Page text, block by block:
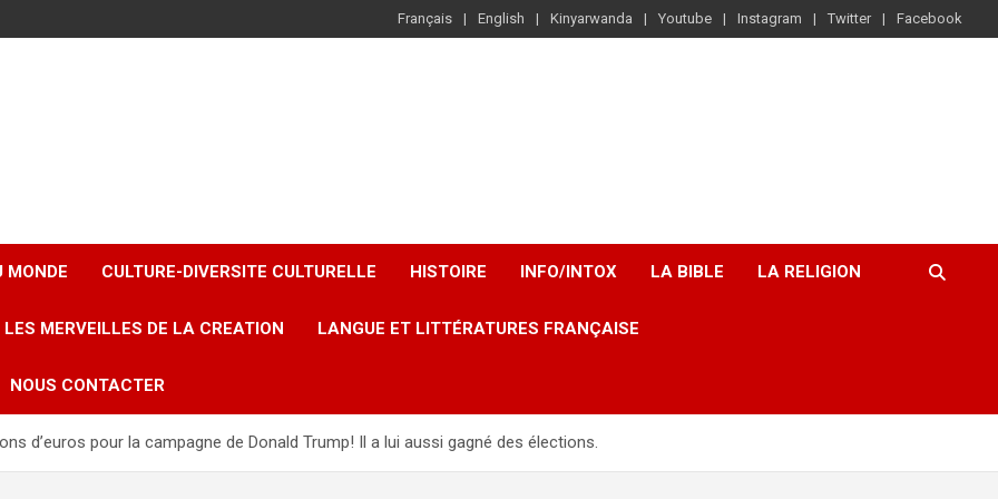
Français English Kinyarwanda Youtube Instagram Twitter Facebook
MONDE CULTURE-DIVERSITE CULTURELLE HISTOIRE INFO/INTOX LA BIBLE LA RELIGION
LES MERVEILLES DE LA CREATION LANGUE ET LITTÉRATURES FRANÇAISE
NOUS CONTACTER
d’euros pour la campagne de Donald Trump! Il a lui aussi gagné des élections.